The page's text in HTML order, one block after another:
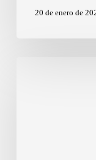
20 de enero de